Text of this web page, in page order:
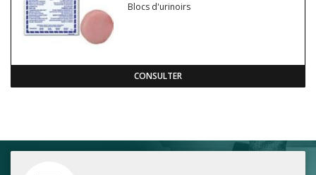
Blocs d'urinoirs
CONSULTER